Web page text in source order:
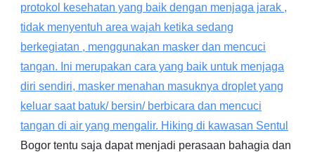
protokol kesehatan yang baik dengan menjaga jarak ,
tidak menyentuh area wajah ketika sedang
berkegiatan , menggunakan masker dan mencuci
tangan. Ini merupakan cara yang baik untuk menjaga
diri sendiri, masker menahan masuknya droplet yang
keluar saat batuk/ bersin/ berbicara dan mencuci
tangan di air yang mengalir. Hiking di kawasan Sentul
Bogor tentu saja dapat menjadi perasaan bahagia dan